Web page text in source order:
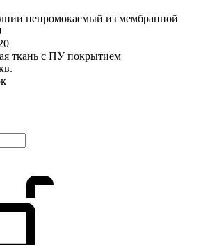
непромокаемый из мембранной
ткань с ПУ покрытием